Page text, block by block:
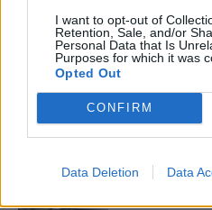
I want to opt-out of
Retention, Sale, and/or
Personal Data that Is
Purposes for which it was
Opted Out
CONFIRM
Data Deletion Data
ιστορία...
27 Φεβρουαρίου
εξελίσσεται
στη...
Στους